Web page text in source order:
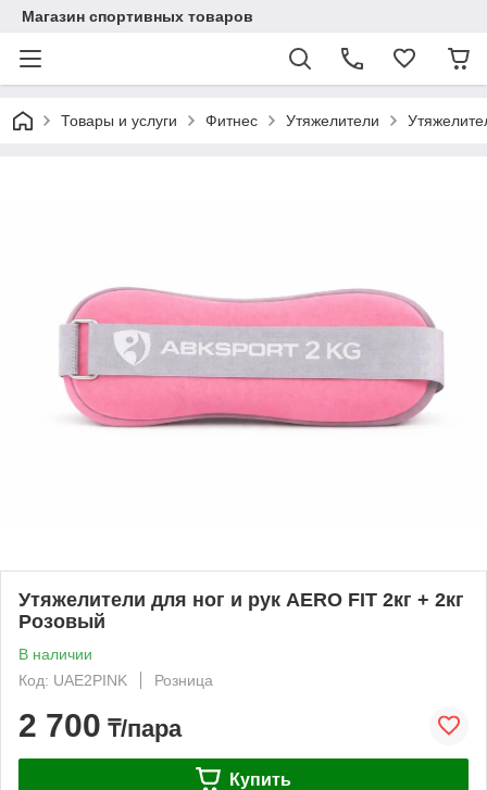
Магазин спортивных товаров
Товары и услуги Фитнес Утяжелители
Утяжелители для ног и рук AERO FIT 2кг + 2кг
Розовый
В наличии
Код: UAE2PINK
Розница
2 700 ₸/пара
Купить